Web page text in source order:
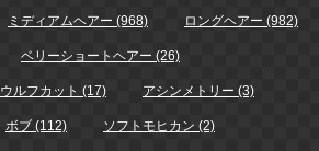
ミディアムヘアー (968) ロングヘアー (982)
ベリーショートヘアー (26)
ウルフカット (17) アシンメトリー (3)
ボブ (112) ソフトモヒカン (2)